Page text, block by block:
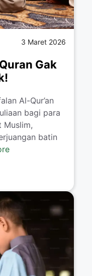
3 Maret 2026
Gak
Al-Qur’an
bagi para
Muslim,
batin